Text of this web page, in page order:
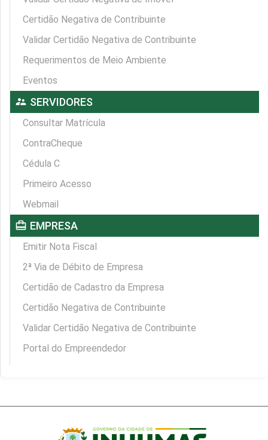
Certidão Negativa de Contribuinte
Validar Certidão Negativa de Contribuinte
Requerimentos de Meio Ambiente
Eventos
supervisor_account SERVIDORES
Consultar Matrícula
ContraCheque
Cédula C
Primeiro Acesso
Webmail
card_travel EMPRESA
Emitir Nota Fiscal
2ª Via de Débito de Empresa
Certidão de Cadastro da Empresa
Certidão Negativa de Contribuinte
Validar Certidão Negativa de Contribuinte
Portal do Empreendedor